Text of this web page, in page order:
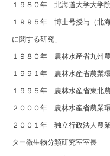
１９８０年 北海道大学大学
１９９５年 博士号授与（北
に関する研究」
１９８０年 農林水産省九州
１９９１年 農林水産省農業
１９９５年 農林水産省東北
２０００年 農林水産省農業
２００１年 独立行政法人農
ター微生物分類研究室室長